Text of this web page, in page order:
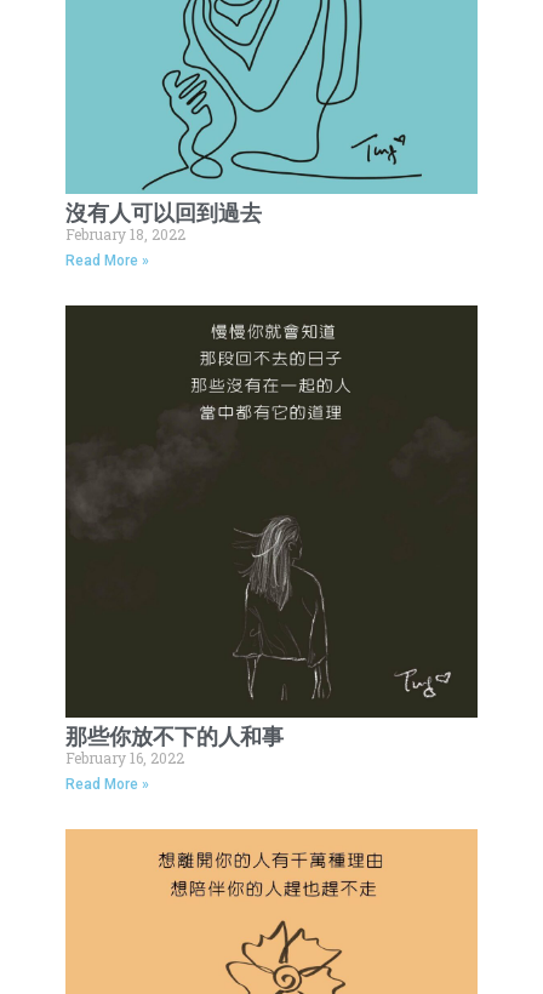
沒有人可以回到過去
February 18, 2022
Read More »
那些你放不下的人和事
February 16, 2022
Read More »